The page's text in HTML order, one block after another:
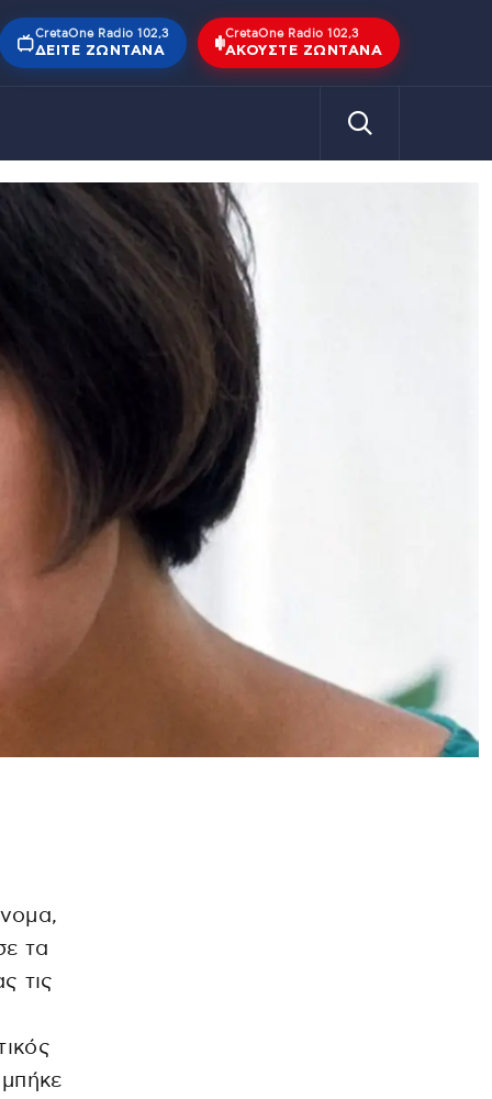
CretaOne Radio 102,3
ΔΕΊΤΕ ΖΩΝΤΑΝΆ
CretaOne Radio 102,3
ΑΚΟΎΣΤΕ ΖΩΝΤΑΝΆ
τα
τις